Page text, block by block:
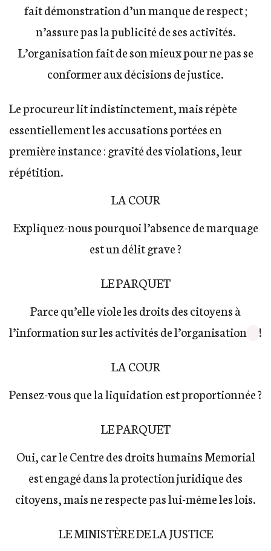
fait démonstration d’un manque de respect ;
n’assure pas la publicité de ses activités.
L’organisation fait de son mieux pour ne pas se
conformer aux décisions de justice.
Le procureur lit indistinctement, mais répète
essentiellement les accusations portées en
première instance : gravité des violations, leur
répétition.
LA COUR
Expliquez-nous pourquoi l’absence de marquage
est un délit grave ?
LE PARQUET
Parce qu’elle viole les droits des citoyens à
l’information sur les activités de l’organisation
!
LA COUR
Pensez-vous que la liquidation est proportionnée ?
LE PARQUET
Oui, car le Centre des droits humains Memorial
est engagé dans la protection juridique des
citoyens, mais ne respecte pas lui-même les lois.
LE MINISTÈRE DE LA JUSTICE